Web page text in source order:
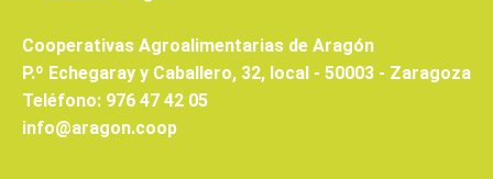
Cooperativas Agroalimentarias de Aragón
P.º Echegaray y Caballero, 32, local - 50003 - Zaragoza
Teléfono: 976 47 42 05
info@aragon.coop